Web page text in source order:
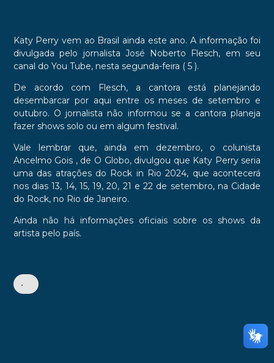
Katy Perryvem ao Brasil ainda este ano. A informação foi
divulgada pelo jornalista José Noberto Flesch, em seu
canal do You Tube, nesta segunda-feira ( 5 ).
De acordo com Flesch, a cantora está planejando
desembarcar por aqui entre os meses de setembro e
outubro. O jornalista não informou se a cantora planeja
fazer shows solo ou em algum festival.
Vale lembrar que, ainda em dezembro, o colunista
Ancelmo Gois , de O Globo, divulgou que Katy Perry seria
uma das atrações do Rock in Rio 2024, que acontecerá
nos dias 13, 14, 15, 19, 20, 21 e 22 de setembro, na Cidade
do Rock, no Rio de Janeiro.
Ainda não há informações oficiais sobre os shows da
artista pelo país.
•